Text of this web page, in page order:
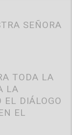
SEÑORA
TODA LA
LA
EL DIÁLOGO
EL